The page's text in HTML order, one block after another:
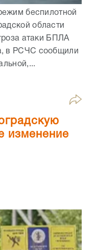
беспилотной
области
атаки БПЛА
в РСЧС сообщили
изменение